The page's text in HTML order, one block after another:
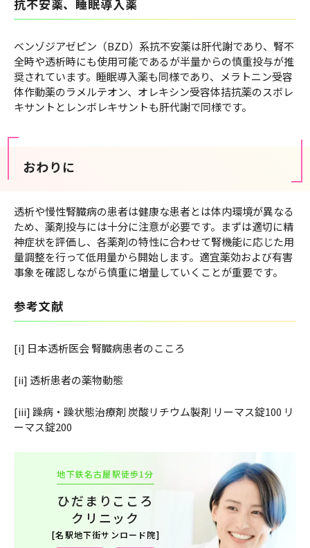
抗不安薬、睡眠導入薬
ベンゾジアゼピン（BZD）系抗不安薬は肝代謝であり、腎不
全時や透析時にも使用可能であるが半量からの慎重投与が推
奨されています。睡眠導入薬も同様であり、メラトニン受容
体作動薬のラメルテオン、オレキシン受容体拮抗薬のスボレ
キサントとレンボレキサントも肝代謝で同様です。
おわりに
透析や慢性腎臓病の患者は健康な患者とは体内環境が異なる
ため、薬剤投与には十分に注意が必要です。まずは適切に精
神症状を評価し、各薬剤の特性に合わせて腎機能に応じた用
量調整を行って低用量から開始します。適宜薬効および有害
事象を確認しながら慎重に増量していくことが重要です。
参考文献
[i] 日本透析医会 腎臓病患者のこころ
[ii] 透析患者の薬物動態
[iii] 躁病・躁状態治療剤 炭酸リチウム製剤 リーマス錠100 リ
ーマス錠200
地下鉄名古屋駅徒歩1分
ひだまりこころ
クリニック
[名駅地下街サンロード院]